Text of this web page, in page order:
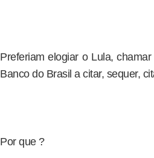
Preferiam elogiar o Lula,
Banco do Brasil a citar, sequer,
Por que ?